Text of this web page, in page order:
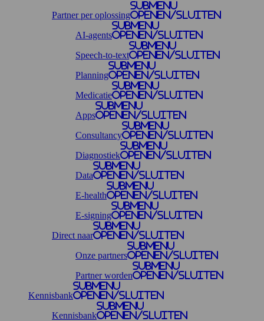
Partner per oplossing
Submenu
openen/sluiten
AI-agents
Submenu
openen/sluiten
Speech-to-text
Submenu
openen/sluiten
Planning
Submenu
openen/sluiten
Medicatie
Submenu
openen/sluiten
Apps
Submenu
openen/sluiten
Consultancy
Submenu
openen/sluiten
Diagnostiek
Submenu
openen/sluiten
Data
Submenu
openen/sluiten
E-health
Submenu
openen/sluiten
E-signing
Submenu
openen/sluiten
Direct naar
Submenu
openen/sluiten
Onze partners
Submenu
openen/sluiten
Partner worden
Submenu
openen/sluiten
Kennisbank
Submenu
openen/sluiten
Kennisbank
Submenu
openen/sluiten